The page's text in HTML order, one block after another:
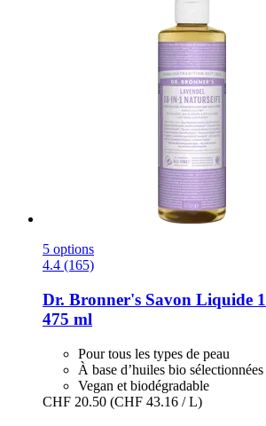
5 options
4.4 (165)
Dr. Bronner's Savon Liquide
475 ml
Pour tous les types de peau
À base d’huiles bio sélectionnées
Vegan et biodégradable
CHF 20.50 (CHF 43.16 / L)